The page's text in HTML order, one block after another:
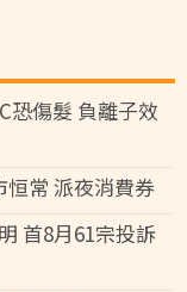
恐傷髮 負離子效
常 派夜消費券
首8月61宗投訴